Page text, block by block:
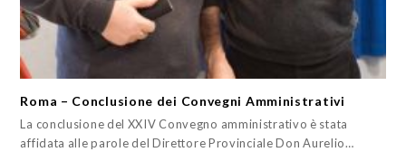
Roma – Conclusione dei Convegni Amministrativi
La conclusione del XXIV Convegno amministrativo è stata
affidata alle parole del Direttore Provinciale Don Aurelio…